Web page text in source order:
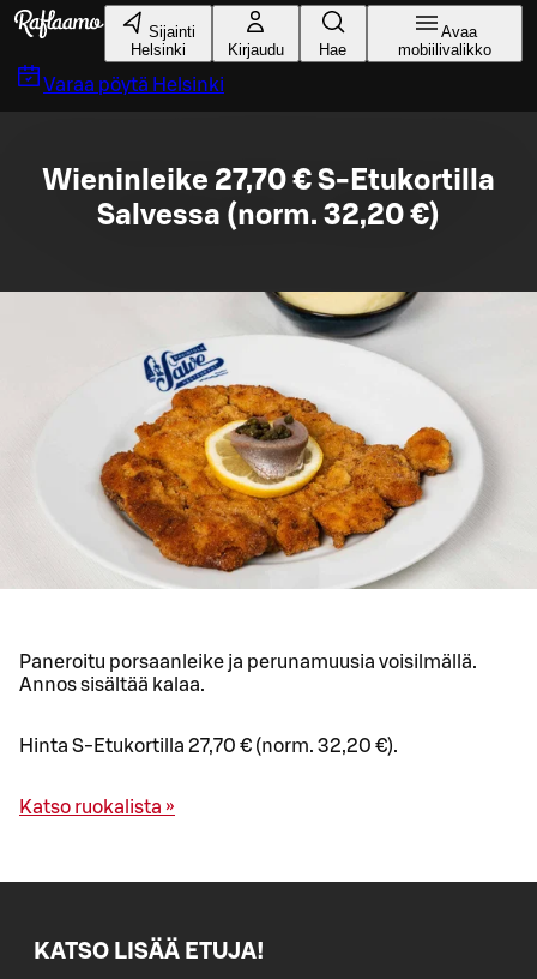
Siirry pääsisältöön
Sijainti
Helsinki
Kirjaudu Hae
Avaa
mobiilivalikko
Varaa pöytä Helsinki
Wieninleike 27,70 € S-Etukortilla
Salvessa (norm. 32,20 €)
Paneroitu porsaanleike ja perunamuusia voisilmällä.
Annos sisältää kalaa.
Hinta S-Etukortilla 27,70 € (norm. 32,20 €).
Katso ruokalista »
KATSO LISÄÄ ETUJA!